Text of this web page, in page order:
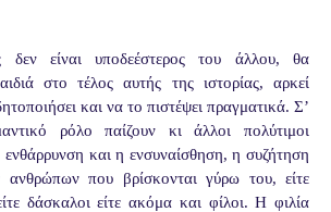
δεν είναι υποδεέστερος του άλλου, θα
στο τέλος αυτής της ιστορίας, αρκεί
και να το πιστέψει πραγματικά. Σ’
ρόλο παίζουν κι άλλοι πολύτιμοι
και η ενσυναίσθηση, η συζήτηση
που βρίσκονται γύρω του, είτε
δάσκαλοι είτε ακόμα και φίλοι. Η φιλία